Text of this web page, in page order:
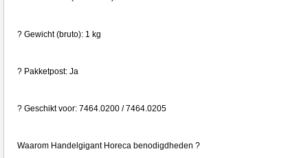
? Gewicht (bruto): 1 kg
? Pakketpost: Ja
? Geschikt voor: 7464.0200 / 7464.0205
Waarom Handelgigant Horeca benodigdheden ?